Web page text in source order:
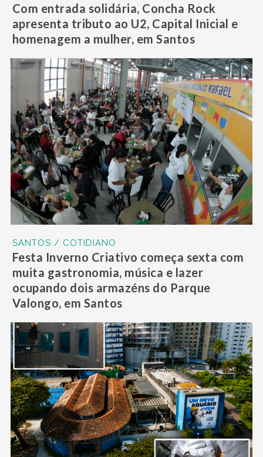
Com entrada solidária, Concha Rock
apresenta tributo ao U2, Capital Inicial e
homenagem a mulher, em Santos
SANTOS / COTIDIANO
Festa Inverno Criativo começa sexta com
muita gastronomia, música e lazer
ocupando dois armazéns do Parque
Valongo, em Santos